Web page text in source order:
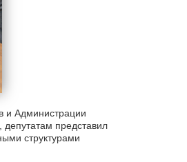
и Администрации
депутатам представил
структурами